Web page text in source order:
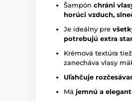
Šampón chráni
horúci vzduch,
Je ideálny pre
potrebujú extra
Krémová textúra
zanecháva vlasy
Uľahčuje
Má jemnú a